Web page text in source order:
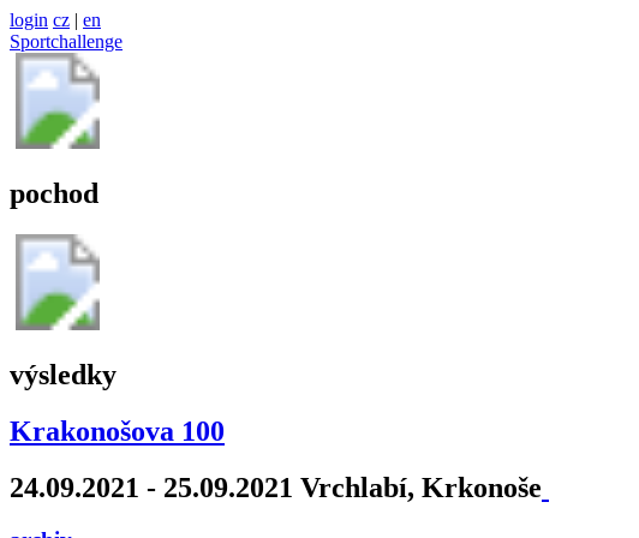
login cz | en
Sportchallenge
pochod
výsledky
Krakonošova 100
24.09.2021 - 25.09.2021 Vrchlabí, Krkonoše